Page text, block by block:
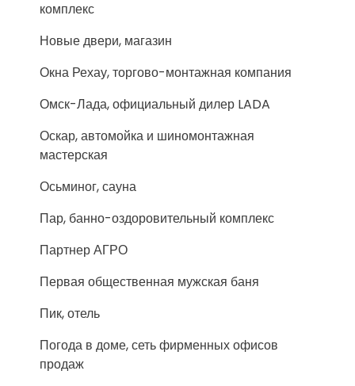
комплекс
Новые двери, магазин
Окна Рехау, торгово-монтажная компания
Омск-Лада, официальный дилер LADA
Оскар, автомойка и шиномонтажная
мастерская
Осьминог, сауна
Пар, банно-оздоровительный комплекс
Партнер АГРО
Первая общественная мужская баня
Пик, отель
Погода в доме, сеть фирменных офисов
продаж